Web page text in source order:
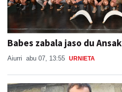
Babes zabala jaso du Ansak
Aiurri abu 07, 13:55 URNIETA